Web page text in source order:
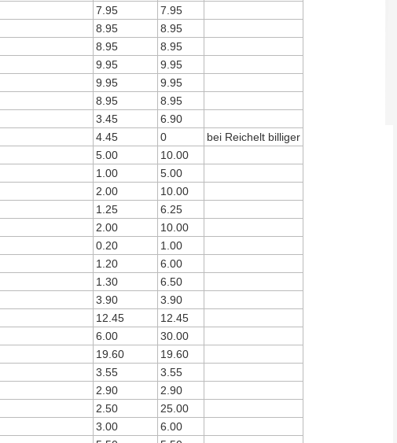
7.95
7.95
8.95
8.95
8.95
8.95
9.95
9.95
9.95
9.95
8.95
8.95
3.45
6.90
4.45 0
bei Reichelt billiger
5.00
10.00
1.00
5.00
2.00
10.00
1.25
6.25
2.00
10.00
0.20
1.00
1.20
6.00
1.30
6.50
3.90
3.90
12.45
12.45
6.00
30.00
19.60
19.60
3.55
3.55
2.90
2.90
2.50
25.00
3.00
6.00